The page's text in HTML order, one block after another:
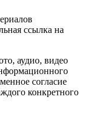
ссылка на
аудио, видео
согласие
конкретного